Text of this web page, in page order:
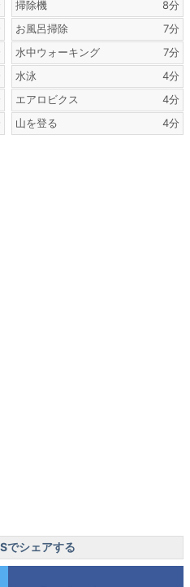
掃除機
8分
お風呂掃除
7分
水中ウォーキング
7分
水泳
4分
エアロビクス
4分
山を登る
4分
でシェアする